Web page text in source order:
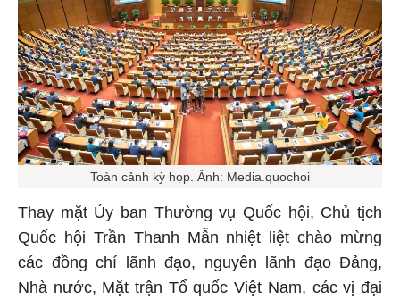
Toàn cảnh kỳ họp. Ảnh: Media.quochoi
Thay mặt Ủy ban Thường vụ Quốc hội, Chủ tịch
Quốc hội Trần Thanh Mẫn nhiệt liệt chào mừng
các đồng chí lãnh đạo, nguyên lãnh đạo Đảng,
Nhà nước, Mặt trận Tổ quốc Việt Nam, các vị đại